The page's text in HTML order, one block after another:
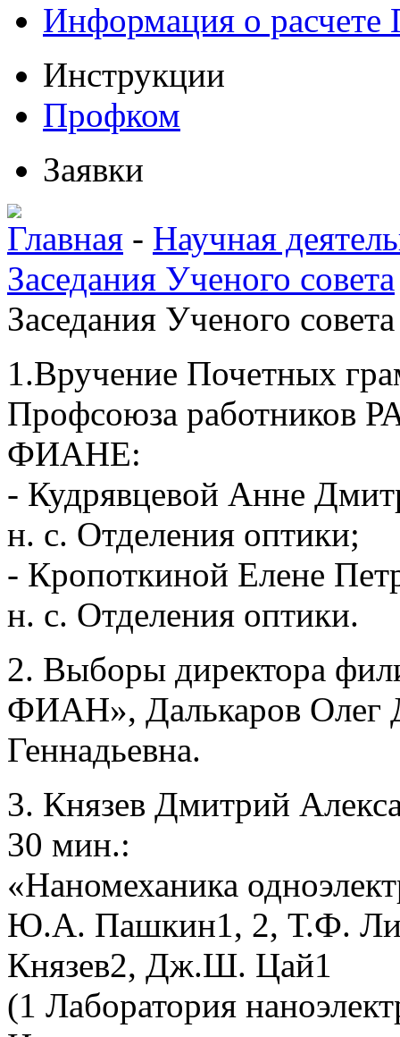
Информация о
Инструкции
Профком
Заявки
Главная - Научная
Заседания Ученого совета
Заседания Ученого
1.Вручение Почетных
Профсоюза работников
ФИАНЕ:
- Кудрявцевой Анне
н. с. Отделения оптики;
- Кропоткиной Елене
н. с. Отделения оптики.
2. Выборы директора
ФИАН», Далькаров Олег
Геннадьевна.
3. Князев Дмитрий
30 мин.:
«Наномеханика
Ю.А. Пашкин1, 2, Т.Ф.
Князев2, Дж.Ш. Цай1
(1 Лаборатория